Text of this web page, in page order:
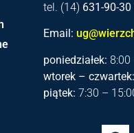
tel. (14) 631-90-30
Email:
poniedziałek: 8:00
wtorek – czwartek:
piątek: 7:30 –